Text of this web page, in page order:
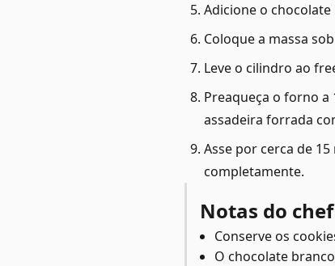
Adicione o
Coloque a massa
Leve o cilindro ao
Preaqueça o forno a
assadeira forrada
Asse por cerca de
completamente.
Notas do chef
Conserve os
O chocolate